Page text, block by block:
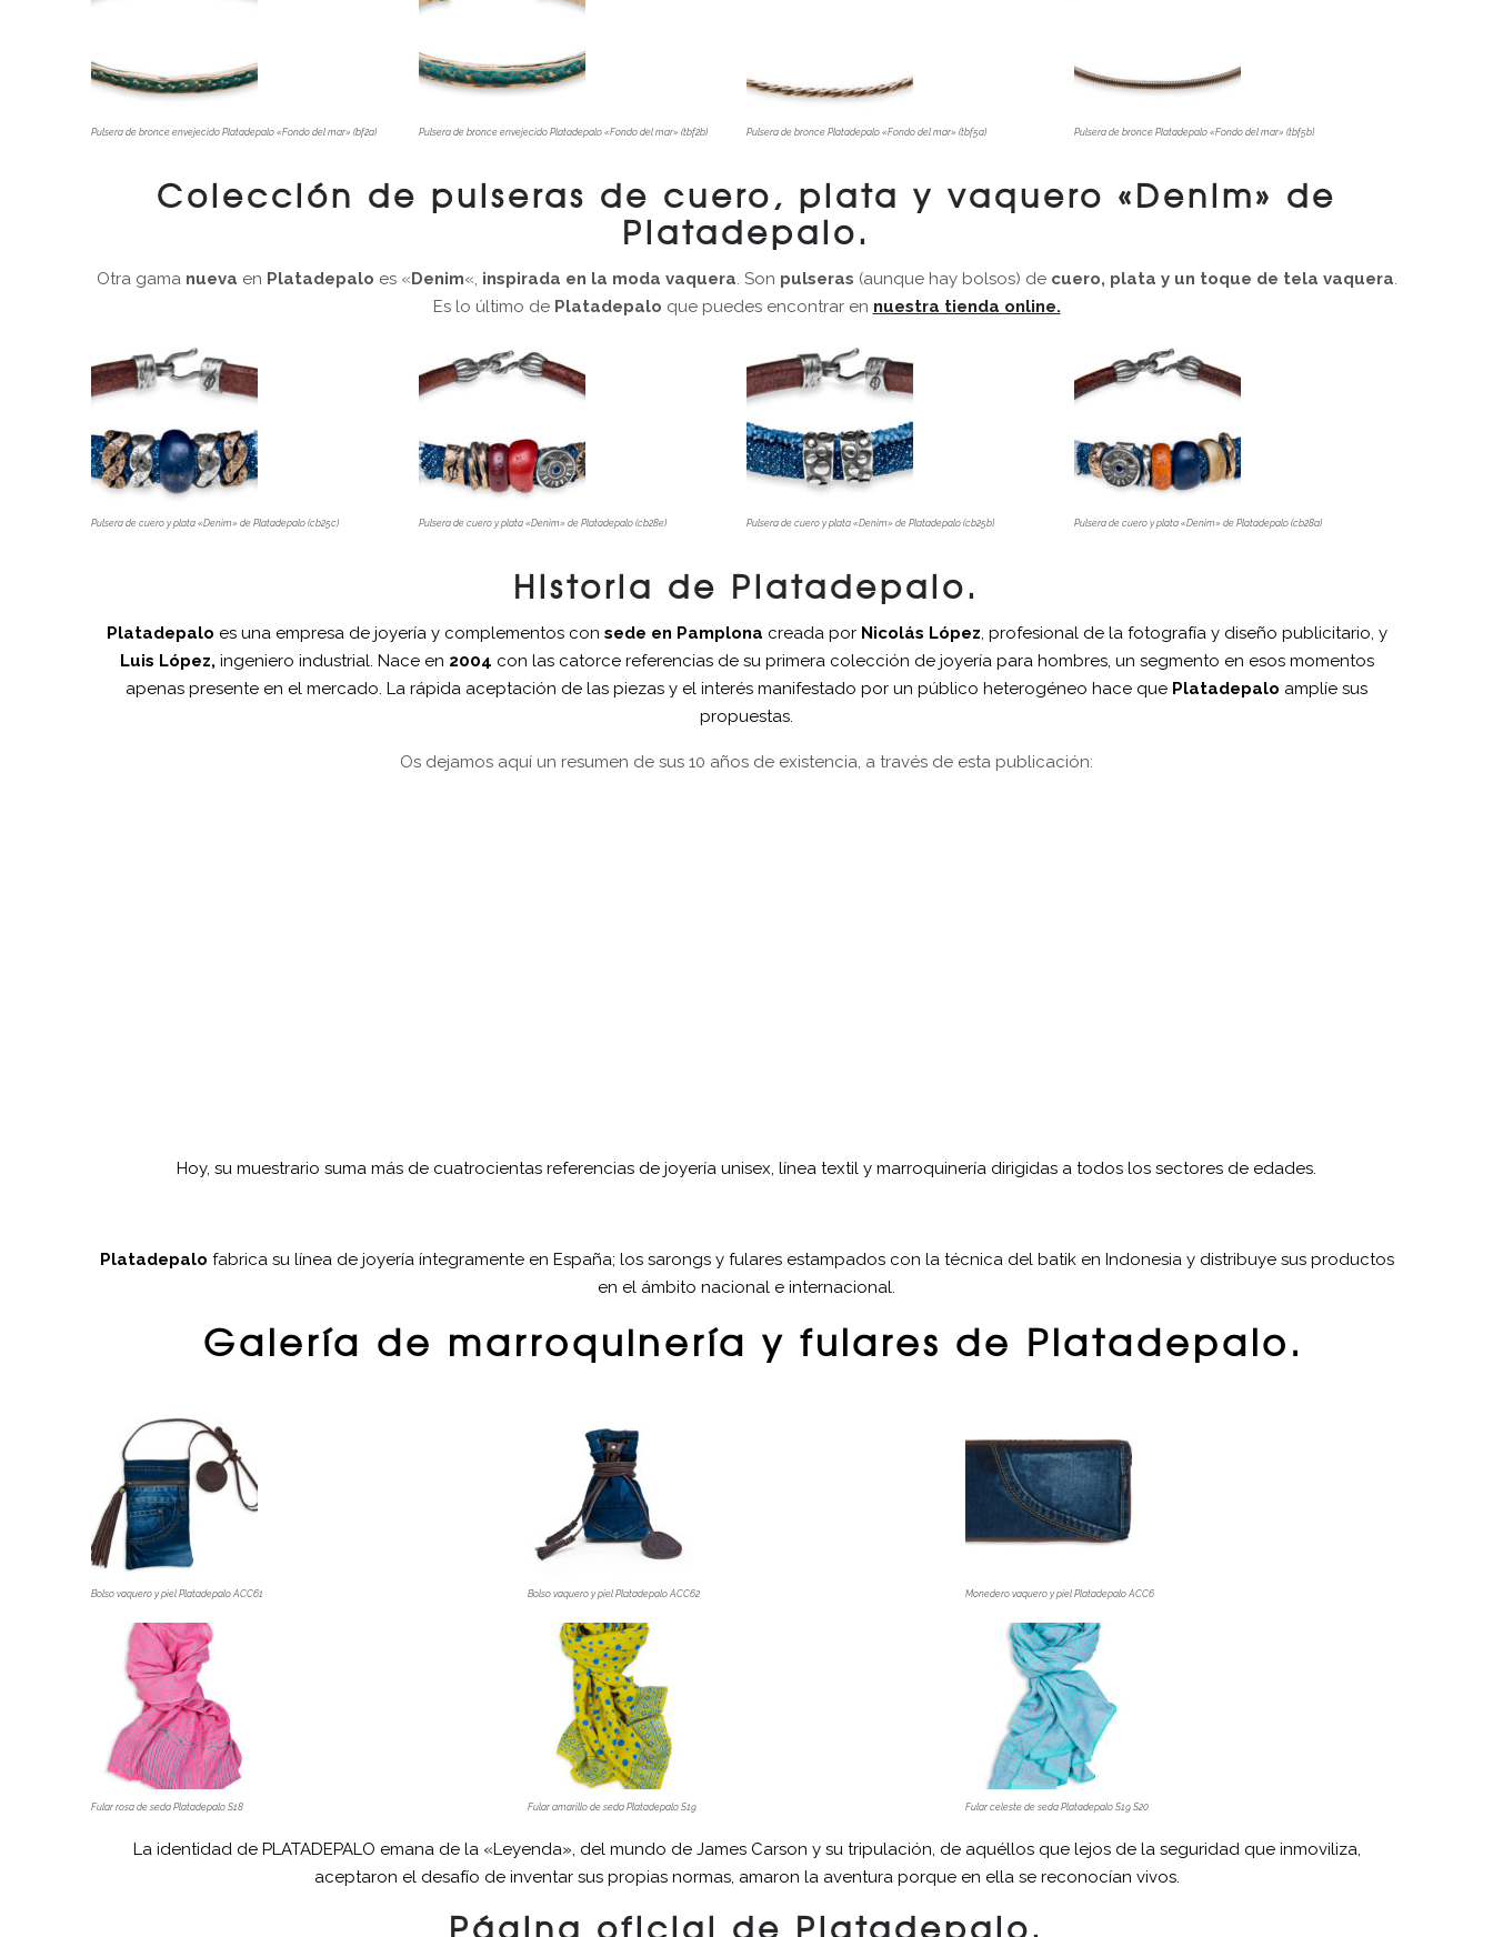
Pulsera de bronce envejecido Platadepalo «Fondo del mar» (bf2a) Pulsera de bronce envejecido Platadepalo «Fondo del mar» (tbf2b) Pulsera de bronce Platadepalo «Fondo del mar» (tbf5a) Pulsera de bronce Platadepalo «Fondo del mar» (tbf5b)
Colección de pulseras de cuero, plata y vaquero «Denim» de
Platadepalo.
Otra gama nueva en Platadepalo es « Denim«, inspirada en la moda vaquera. Son pulseras (aunque hay bolsos) de cuero, plata y un toque de tela vaquera.
Es lo último de Platadepalo que puedes encontrar en nuestra tienda online.
Pulsera de cuero y plata «Denim» de Platadepalo (cb25c) Pulsera de cuero y plata «Denim» de Platadepalo (cb28e) Pulsera de cuero y plata «Denim» de Platadepalo (cb25b) Pulsera de cuero y plata «Denim» de Platadepalo (cb28a)
Historia de Platadepalo.
Platadepalo es una empresa de joyería y complementos con sede en Pamplona creada por Nicolás López, profesional de la fotografía y diseño publicitario, y
Luis López, ingeniero industrial. Nace en 2004 con las catorce referencias de su primera colección de joyería para hombres, un segmento en esos momentos
apenas presente en el mercado. La rápida aceptación de las piezas y el interés manifestado por un público heterogéneo hace que Platadepalo amplíe sus
propuestas.
Os dejamos aquí un resumen de sus 10 años de existencia, a través de esta publicación:
Hoy, su muestrario suma más de cuatrocientas referencias de joyería unisex, línea textil y marroquinería dirigidas a todos los sectores de edades.
Platadepalo fabrica su línea de joyería íntegramente en España; los sarongs y fulares estampados con la técnica del batik en Indonesia y distribuye sus productos
en el ámbito nacional e internacional.
Galería de marroquinería y fulares de Platadepalo.
Bolso vaquero y piel Platadepalo ACC61 Bolso vaquero y piel Platadepalo ACC62 Monedero vaquero y piel Platadepalo ACC6
Fular rosa de seda Platadepalo S18 Fular amarillo de seda Platadepalo S19 Fular celeste de seda Platadepalo S19 S20
La identidad de PLATADEPALO emana de la «Leyenda», del mundo de James Carson y su tripulación, de aquéllos que lejos de la seguridad que inmoviliza,
aceptaron el desafío de inventar sus propias normas, amaron la aventura porque en ella se reconocían vivos.
Página oficial de Platadepalo.